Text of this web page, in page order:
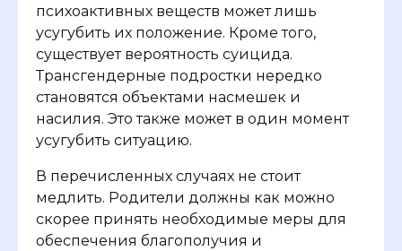
психоактивных веществ может лишь
усугубить их положение. Кроме того,
существует вероятность суицида.
Трансгендерные подростки нередко
становятся объектами насмешек и
насилия. Это также может в один момент
усугубить ситуацию.
В перечисленных случаях не стоит
медлить. Родители должны как можно
скорее принять необходимые меры для
обеспечения благополучия и